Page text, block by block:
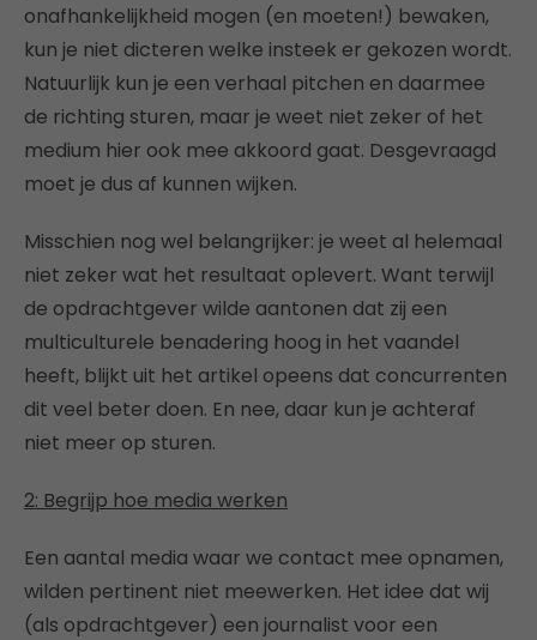
onafhankelijkheid mogen (en moeten!) bewaken,
kun je niet dicteren welke insteek er gekozen wordt.
Natuurlijk kun je een verhaal pitchen en daarmee
de richting sturen, maar je weet niet zeker of het
medium hier ook mee akkoord gaat. Desgevraagd
moet je dus af kunnen wijken.
Misschien nog wel belangrijker: je weet al helemaal
niet zeker wat het resultaat oplevert. Want terwijl
de opdrachtgever wilde aantonen dat zij een
multiculturele benadering hoog in het vaandel
heeft, blijkt uit het artikel opeens dat concurrenten
dit veel beter doen. En nee, daar kun je achteraf
niet meer op sturen.
2: Begrijp hoe media werken
Een aantal media waar we contact mee opnamen,
wilden pertinent niet meewerken. Het idee dat wij
(als opdrachtgever) een journalist voor een